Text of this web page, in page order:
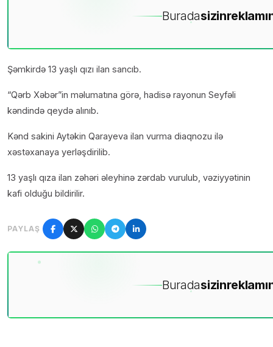
Buradasizin
Şəmkirdə 13 yaşlı qızı ilan sancıb.
“Qərb Xəbər”in məlumatına görə, hadisə rayonun Seyfəli
kəndində qeydə alınıb.
Kənd sakini Aytəkin Qarayeva ilan vurma diaqnozu ilə
xəstəxanaya yerləşdirilib.
13 yaşlı qıza ilan zəhəri əleyhinə zərdab vurulub, vəziyyətinin
kafi olduğu bildirilir.
PAYLAŞ
Buradasizin